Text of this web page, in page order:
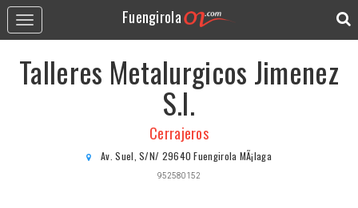
Toggle
navigation
Fuengirola
Talleres Metalurgicos Jimenez
S.l.
Cerrajeros
Av. Suel, S/N/ 29640 Fuengirola MÃ¡laga
952580152